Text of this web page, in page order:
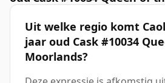
Uit welke regio komt
jaar oud Cask #10034
Moorlands?